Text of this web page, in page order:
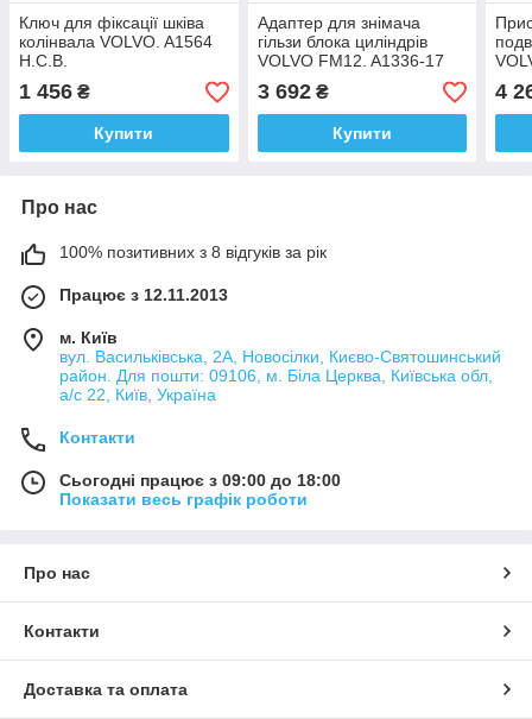
Ключ для фіксації шківа
колінвала VOLVO. A1564
H.C.B.
1 456 ₴
Купити
Адаптер для знімача
гільзи блока циліндрів
VOLVO FM12. A1336-17
H.C.B
3 692₴
Купити
4
Про нас
100% позитивних з 8 відгуків за рік
Працює з 12.11.2013
м. Київ
вул. Васильківська, 2А, Новосілки, Києво-Святошинський
район. Для пошти: 09106, м. Біла Церква, Київська обл,
а/с 22, Київ, Україна
Контакти
Сьогодні працює з 09:00 до 18:00
Показати весь графік роботи
Про нас
Контакти
Доставка та оплата